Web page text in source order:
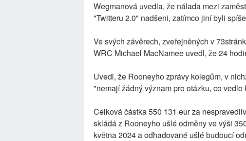
Wegmanová uvedla, že nálada mezi
"Twitteru 2.0" nadšeni, zatímco jiní byli
Ve svých závěrech, zveřejněných v
WRC Michael MacNamee uvedl, že 24
Uvedl, že Rooneyho zprávy kolegům, v
"nemají žádný význam pro otázku, co
Celková částka 550 131 eur za
skládá z Rooneyho ušlé odměny ve výši
května 2024 a odhadované ušlé budoucí